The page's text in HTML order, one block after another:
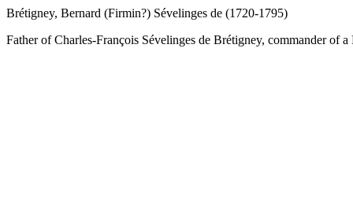
Brétigney, Bernard (Firmin?) Sévelinges de (1720-1795)
Father of Charles-François Sévelinges de Brétigney, commander of